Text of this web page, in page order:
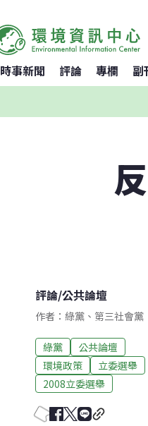
時事新聞 評論 專欄 副
評論/公共論壇
作者：綠黨、第三社會黨
綠黨
公共論壇
環境政策
立委選舉
2008立委選舉